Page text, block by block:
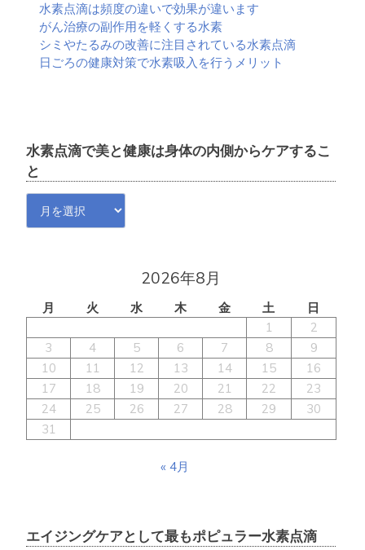
水素点滴は頻度の違いで効果が違います
がん治療の副作用を軽くする水素
シミやたるみの改善に注目されている水素点滴
日ごろの健康対策で水素吸入を行うメリット
水素点滴で美と健康は身体の内側からケアするこ
と
は
身
体
の
す
2026年8月
月 火 水 木 金 土
日
1
2
3
4 5 6 7 8
9
10
11 12 13 14 15
16
17
18 19 20 21 22
23
24
25 26 27 28 29
30
31
« 4月
エイジングケアとして最もポピュラー水素点滴